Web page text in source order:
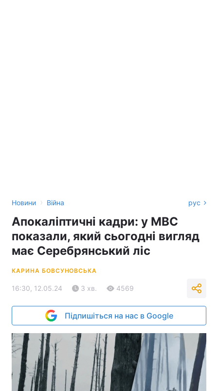
Новини › Війна рус
Апокаліптичні кадри: у МВС
показали, який сьогодні вигляд
має Серебрянський ліс
КАРИНА БОВСУНОВСЬКА
16:30, 12.05.24 3 хв. 4569
Підпишіться на нас в Google